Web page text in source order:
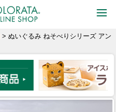
> ぬいぐるみ ねそべりシリーズ アン